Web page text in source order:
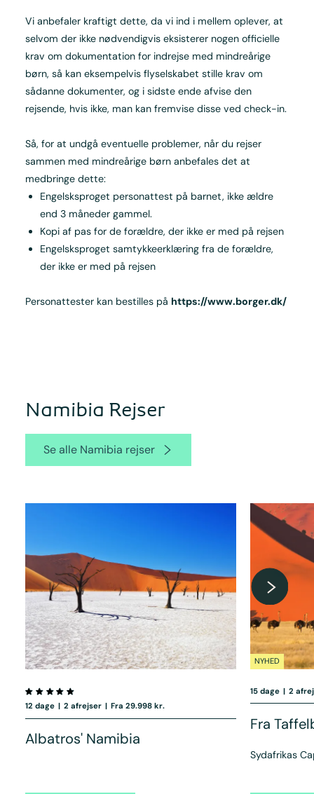
Vi anbefaler kraftigt dette, da vi ind i mellem oplever, at
selvom der ikke nødvendigvis eksisterer nogen officielle
krav om dokumentation for indrejse med mindreårige
børn, så kan eksempelvis flyselskabet stille krav om
sådanne dokumenter, og i sidste ende afvise den
rejsende, hvis ikke, man kan fremvise disse ved check-in.
Så, for at undgå eventuelle problemer, når du rejser
sammen med mindreårige børn anbefales det at
medbringe dette:
Engelsksproget personattest på barnet, ikke ældre
end 3 måneder gammel.
Kopi af pas for de forældre, der ikke er med på rejsen
Engelsksproget samtykkeerklæring fra de forældre,
der ikke er med på rejsen
Personattester kan bestilles på https://www.borger.dk/
Namibia Rejser
Se alle Namibia rejser
12 dage | 2 afrejser | Fra 29.998 kr.
Albatros' Namibia
NYHED
15 dage | 2
Fra
Sydafrikas